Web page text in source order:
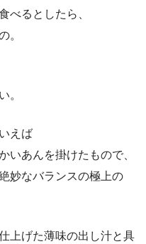
べるとしたら、
。
。
えば
いあんを掛けたもので、
妙なバランスの極上の
上げた薄味の出し汁と具